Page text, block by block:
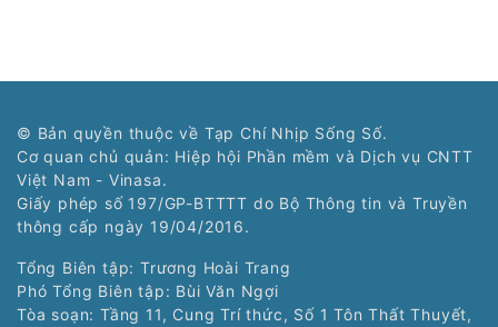
© Bản quyền thuộc về Tạp Chí Nhịp Sống Số.
Cơ quan chủ quản: Hiệp hội Phần mềm và Dịch vụ CNTT
Việt Nam - Vinasa.
Giấy phép số 197/GP-BTTTT do Bộ Thông tin và Truyền
thông cấp ngày 19/04/2016.
Tổng Biên tập: Trương Hoài Trang
Phó Tổng Biên tập: Bùi Văn Ngợi
Tòa soạn: Tầng 11, Cung Trí thức, Số 1 Tôn Thất Thuyết,